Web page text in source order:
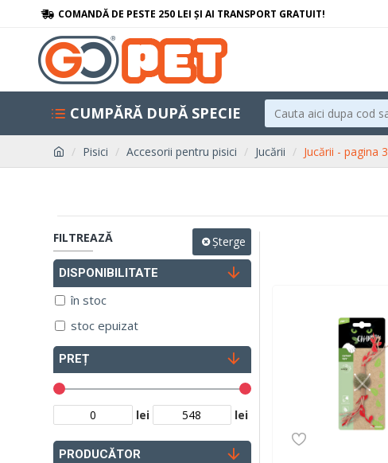
COMANDĂ DE PESTE 250 LEI ȘI AI TRANSPORT GRATUIT!
CUMPĂRĂ DUPĂ SPECIE
Pisici Accesorii pentru pisici Jucării Jucării - pagina 3
FILTREAZĂ Șterge
PREȚ
lei lei
PRODUCĂTOR
DISPONIBILITATE
în stoc
stoc epuizat